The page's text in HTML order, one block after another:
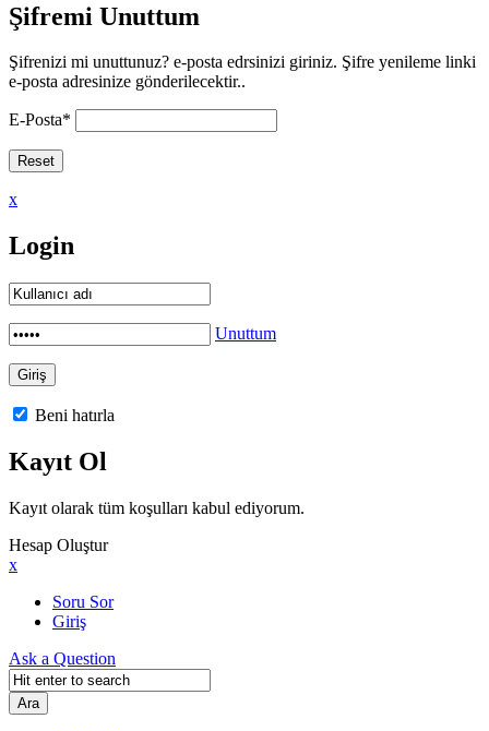
Şifremi Unuttum
Şifrenizi mi unuttunuz? e-posta edrsinizi giriniz. Şifre yenileme linki
e-posta adresinize gönderilecektir..
E-Posta*
x
Login
Unuttum
Beni hatırla
Kayıt Ol
Kayıt olarak tüm koşulları kabul ediyorum.
Hesap Oluştur
x
Soru Sor
Giriş
Ask a Question